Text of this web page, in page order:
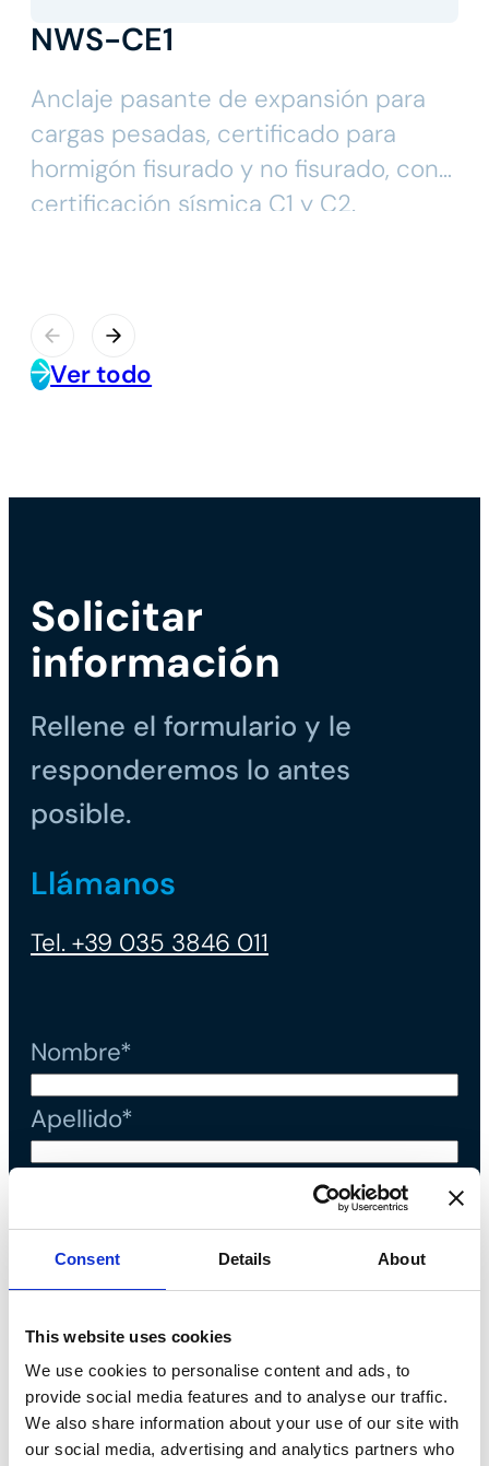
Consent Details About
This website uses cookies
We use cookies to personalise content and ads, to
provide social media features and to analyse our traffic.
We also share information about your use of our site with
our social media, advertising and analytics partners who
NWS-CE1
Anclaje pasante de expansión para
cargas pesadas, certificado para
hormigón fisurado y no fisurado, con
certificación sísmica C1 y C2.
Ver todo
Solicitar
información
Rellene el formulario y le
responderemos lo antes
posible.
Llámanos
Tel. +39 035 3846 011
Nombre*
Apellido*
Teléfono*
Declaro que he leído lapolítica
de privacidady acepto el tratamiento